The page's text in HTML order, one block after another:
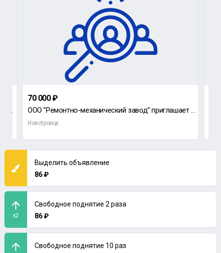
В ритуальное агентство требуется АГЕНТ РИТУАЛЬНЫХ УСЛУГ, с личным автомобилем.
70 000 ₽
ООО "Ремонтно-механический завод" приглашает на работу технолога-нормировщика.
Новотроицк
Выделить объявление
86 ₽
x2
Свободное поднятие 2 раза
86 ₽
Свободное поднятие 10 раз